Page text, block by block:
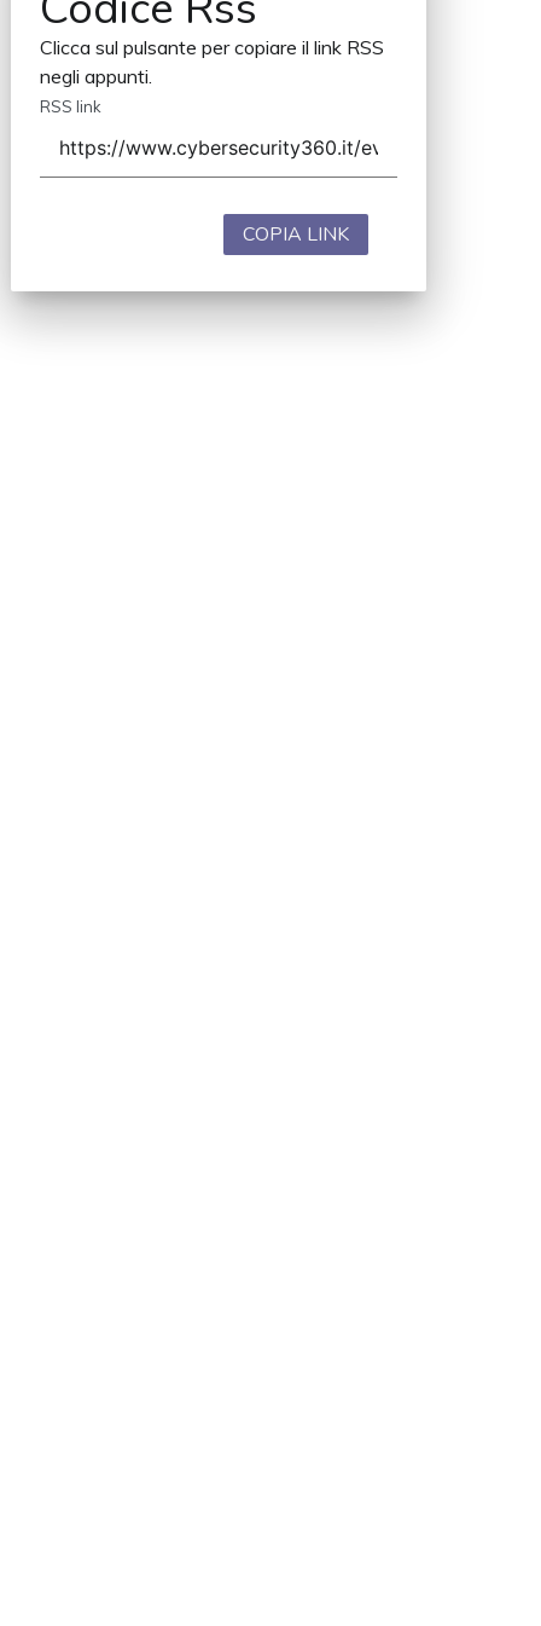
Clicca sul pulsante per copiare il link RSS
negli appunti.
RSS link
COPIA LINK